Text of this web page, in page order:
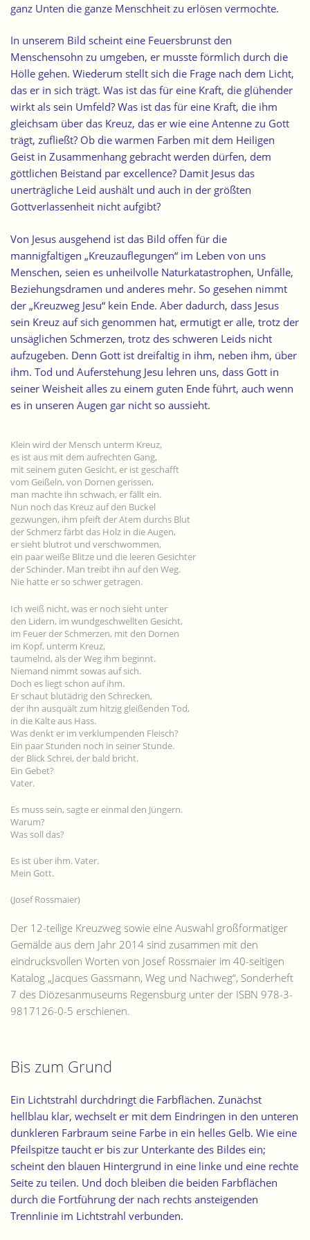
ganz Unten die ganze Menschheit zu erlösen vermochte.
In unserem Bild scheint eine Feuersbrunst den
Menschensohn zu umgeben, er musste förmlich durch die
Hölle gehen. Wiederum stellt sich die Frage nach dem Licht,
das er in sich trägt. Was ist das für eine Kraft, die glühender
wirkt als sein Umfeld? Was ist das für eine Kraft, die ihm
gleichsam über das Kreuz, das er wie eine Antenne zu Gott
trägt, zufließt? Ob die warmen Farben mit dem Heiligen
Geist in Zusammenhang gebracht werden dürfen, dem
göttlichen Beistand par excellence? Damit Jesus das
unerträgliche Leid aushält und auch in der größten
Gottverlassenheit nicht aufgibt?
Von Jesus ausgehend ist das Bild offen für die
mannigfaltigen „Kreuzauflegungen“ im Leben von uns
Menschen, seien es unheilvolle Naturkatastrophen, Unfälle,
Beziehungsdramen und anderes mehr. So gesehen nimmt
der „Kreuzweg Jesu“ kein Ende. Aber dadurch, dass Jesus
sein Kreuz auf sich genommen hat, ermutigt er alle, trotz der
unsäglichen Schmerzen, trotz des schweren Leids nicht
aufzugeben. Denn Gott ist dreifaltig in ihm, neben ihm, über
ihm. Tod und Auferstehung Jesu lehren uns, dass Gott in
seiner Weisheit alles zu einem guten Ende führt, auch wenn
es in unseren Augen gar nicht so aussieht.
Klein wird der Mensch unterm Kreuz,
es ist aus mit dem aufrechten Gang,
mit seinem guten Gesicht, er ist geschafft
vom Geißeln, von Dornen gerissen,
man machte ihn schwach, er fällt ein.
Nun noch das Kreuz auf den Buckel
gezwungen, ihm pfeift der Atem durchs Blut
der Schmerz färbt das Holz in die Augen,
er sieht blutrot und verschwommen,
ein paar weiße Blitze und die leeren Gesichter
der Schinder. Man treibt ihn auf den Weg.
Nie hatte er so schwer getragen.
Ich weiß nicht, was er noch sieht unter
den Lidern, im wundgeschwellten Gesicht,
im Feuer der Schmerzen, mit den Dornen
im Kopf, unterm Kreuz,
taumelnd, als der Weg ihm beginnt.
Niemand nimmt sowas auf sich.
Doch es liegt schon auf ihm.
Er schaut blutädrig den Schrecken,
der ihn ausquält zum hitzig gleißenden Tod,
in die Kälte aus Hass.
Was denkt er im verklumpenden Fleisch?
Ein paar Stunden noch in seiner Stunde.
der Blick Schrei, der bald bricht.
Ein Gebet?
Vater.
Es muss sein, sagte er einmal den Jüngern.
Warum?
Was soll das?
Es ist über ihm. Vater.
Mein Gott.
(Josef Rossmaier)
Der 12-teilige Kreuzweg sowie eine Auswahl großformatiger
Gemälde aus dem Jahr 2014 sind zusammen mit den
eindrucksvollen Worten von Josef Rossmaier im 40-seitigen
Katalog „Jacques Gassmann, Weg und Nachweg“, Sonderheft
7 des Diözesanmuseums Regensburg unter der ISBN 978-3-
9817126-0-5 erschienen.
Bis zum Grund
Ein Lichtstrahl durchdringt die Farbflächen. Zunächst
hellblau klar, wechselt er mit dem Eindringen in den unteren
dunkleren Farbraum seine Farbe in ein helles Gelb. Wie eine
Pfeilspitze taucht er bis zur Unterkante des Bildes ein;
scheint den blauen Hintergrund in eine linke und eine rechte
Seite zu teilen. Und doch bleiben die beiden Farbflächen
durch die Fortführung der nach rechts ansteigenden
Trennlinie im Lichtstrahl verbunden.